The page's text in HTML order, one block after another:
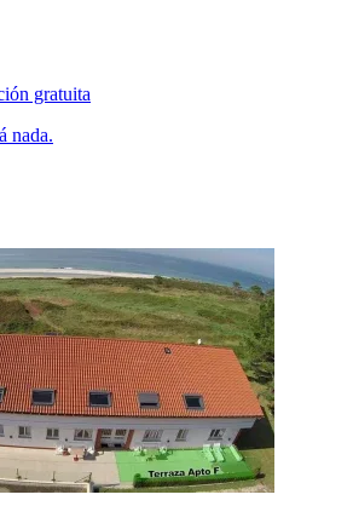
gratuita
nada.